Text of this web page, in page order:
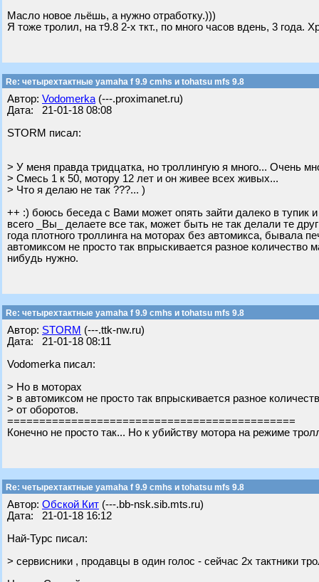
Масло новое льёшь, а нужно отработку.)))
Я тоже тролил, на т9.8 2-х ткт., по много часов вдень, 3 года.
Re: четырехтактные yamaha f 9.9 cmhs и tohatsu mfs 9.8
Автор: Vodomerka (---.proximanet.ru)
Дата: 21-01-18 08:08
STORM писал:
> У меня правда тридцатка, но троллингую я много... Очень
> Смесь 1 к 50, мотору 12 лет и он живее всех живых...
> Что я делаю не так ???... )
++ :) боюсь беседа с Вами может опять зайти далеко в тупик
всего _Вы_ делаете все так, может быть не так делали те
года плотного троллинга на моторах без автомикса, бывала
автомиксом не просто так впрыскивается разное
нибудь нужно.
Re: четырехтактные yamaha f 9.9 cmhs и tohatsu mfs 9.8
Автор: STORM (---.ttk-nw.ru)
Дата: 21-01-18 08:11
Vodomerka писал:
> Но в моторах
> в автомиксом не просто так впрыскивается разное
> от оборотов.
=============================================
Конечно не просто так... Но к убийству мотора на режиме
Re: четырехтактные yamaha f 9.9 cmhs и tohatsu mfs 9.8
Автор: Обской Кит (---.bb-nsk.sib.mts.ru)
Дата: 21-01-18 16:12
Най-Турс писал:
> сервисники , продавцы в один голос - сейчас 2х тактники